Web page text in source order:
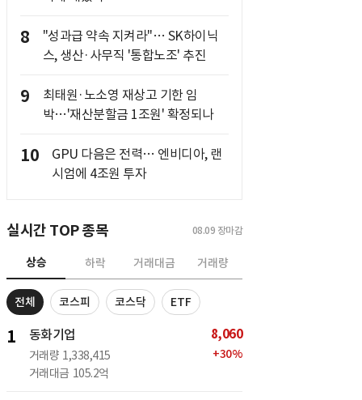
8
"성과급 약속 지켜라"… SK하이닉
스, 생산·사무직 '통합노조' 추진
9
최태원·노소영 재상고 기한 임
박…'재산분할금 1조원' 확정되나
10
GPU 다음은 전력… 엔비디아, 랜
시엄에 4조원 투자
실시간 TOP 종목 08.09 장마감
상승 하락 거래대금 거래량
전체 코스피 코스닥 ETF
1 동화기업
거래량 1,338,415
거래대금 105.2억
8,060
+30%